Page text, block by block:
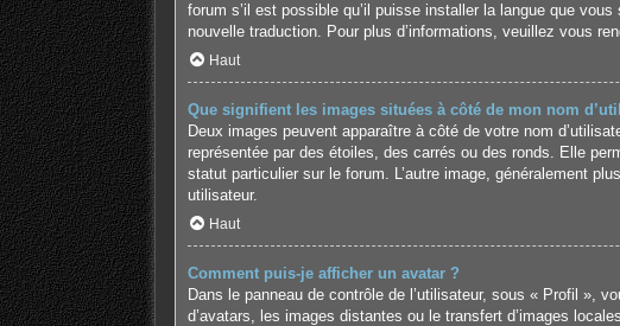
forum s’il est possible qu’il puisse installer la langue que
nouvelle traduction. Pour plus d’informations, veuillez vous
Haut
Que signifient les images situées à côté de mon nom
Deux images peuvent apparaître à côté de votre nom
représentée par des étoiles, des carrés ou des ronds. Elle
statut particulier sur le forum. L’autre image, généralement
utilisateur.
Haut
Comment puis-je afficher un avatar ?
Dans le panneau de contrôle de l’utilisateur, sous « Profil »,
d’avatars, les images distantes ou le transfert d’images